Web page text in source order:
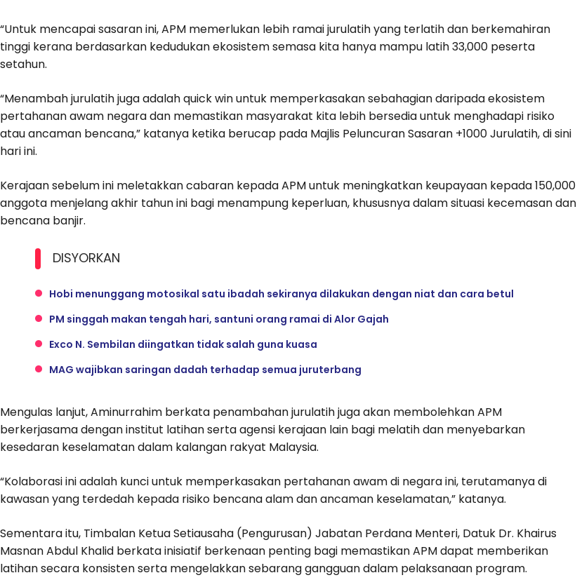
“Untuk mencapai sasaran ini, APM memerlukan lebih ramai jurulatih yang terlatih dan berkemahiran
tinggi kerana berdasarkan kedudukan ekosistem semasa kita hanya mampu latih 33,000 peserta
setahun.
“Menambah jurulatih juga adalah quick win untuk memperkasakan sebahagian daripada ekosistem
pertahanan awam negara dan memastikan masyarakat kita lebih bersedia untuk menghadapi risiko
atau ancaman bencana,” katanya ketika berucap pada Majlis Peluncuran Sasaran +1000 Jurulatih, di sini
hari ini.
Kerajaan sebelum ini meletakkan cabaran kepada APM untuk meningkatkan keupayaan kepada 150,000
anggota menjelang akhir tahun ini bagi menampung keperluan, khususnya dalam situasi kecemasan dan
bencana banjir.
DISYORKAN
Hobi menunggang motosikal satu ibadah sekiranya dilakukan dengan niat dan cara betul
PM singgah makan tengah hari, santuni orang ramai di Alor Gajah
Exco N. Sembilan diingatkan tidak salah guna kuasa
MAG wajibkan saringan dadah terhadap semua juruterbang
Mengulas lanjut, Aminurrahim berkata penambahan jurulatih juga akan membolehkan APM
berkerjasama dengan institut latihan serta agensi kerajaan lain bagi melatih dan menyebarkan
kesedaran keselamatan dalam kalangan rakyat Malaysia.
“Kolaborasi ini adalah kunci untuk memperkasakan pertahanan awam di negara ini, terutamanya di
kawasan yang terdedah kepada risiko bencana alam dan ancaman keselamatan,” katanya.
Sementara itu, Timbalan Ketua Setiausaha (Pengurusan) Jabatan Perdana Menteri, Datuk Dr. Khairus
Masnan Abdul Khalid berkata inisiatif berkenaan penting bagi memastikan APM dapat memberikan
latihan secara konsisten serta mengelakkan sebarang gangguan dalam pelaksanaan program.